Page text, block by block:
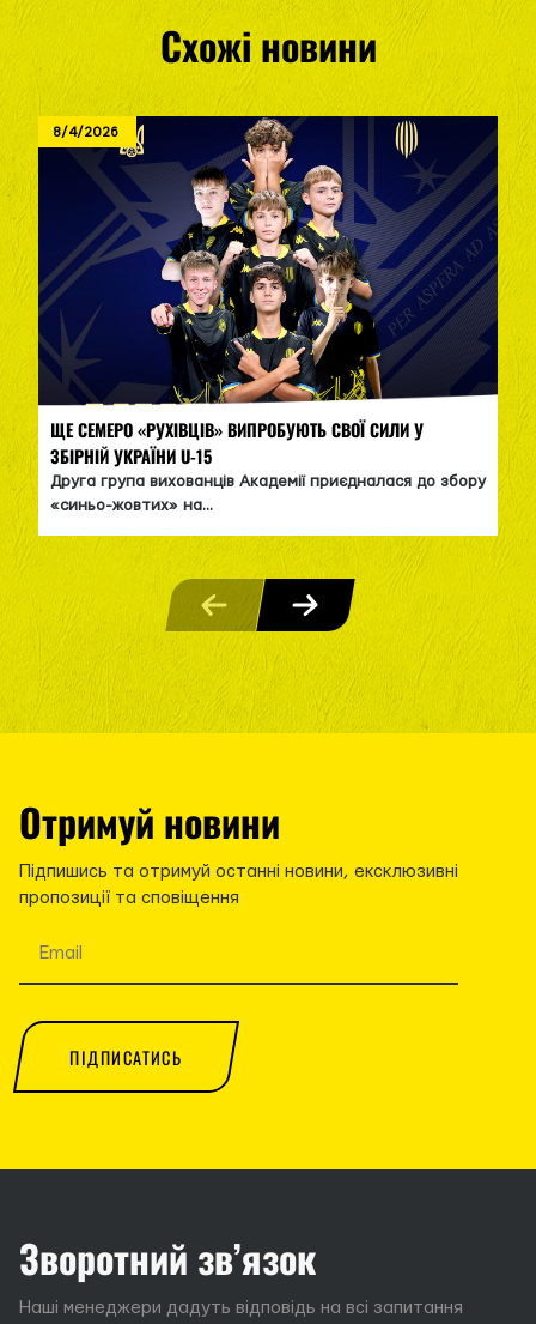
Схожі новини
8/4/2026
ЩЕ СЕМЕРО «РУХІВЦІВ» ВИПРОБУЮТЬ СВОЇ СИЛИ У
ЗБІРНІЙ УКРАЇНИ U-15
Друга група вихованців Академії приєдналася до збору
«синьо-жовтих» на...
Отримуй новини
Підпишись та отримуй останні новини, ексклюзивні
пропозиції та сповіщення
ПІДПИСАТИСЬ
Зворотний зв’язок
Наші менеджери дадуть відповідь на всі запитання